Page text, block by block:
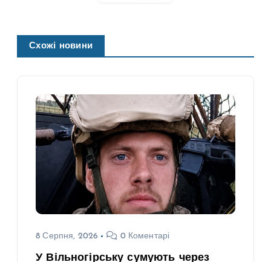
Схожі новини
8 Серпня, 2026 0 Коментарі
У Вільногірську сумують через